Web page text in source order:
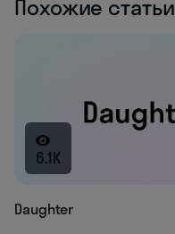
Похожие статьи
6.1K
Daughter